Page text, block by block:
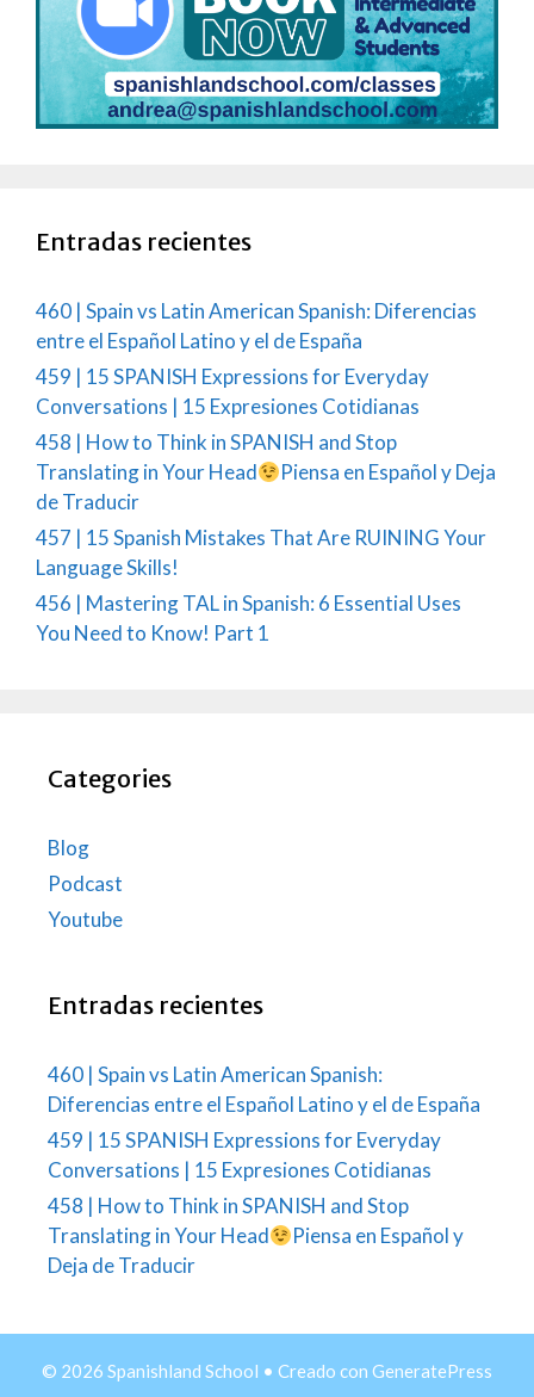
Entradas recientes
460 | Spain vs Latin American Spanish: Diferencias
entre el Español Latino y el de España
459 | 15 SPANISH Expressions for Everyday
Conversations | 15 Expresiones Cotidianas
458 | How to Think in SPANISH and Stop
Translating in Your Head
Piensa en Español y Deja
de Traducir
457 | 15 Spanish Mistakes That Are RUINING Your
Language Skills!
456 | Mastering TAL in Spanish: 6 Essential Uses
You Need to Know! Part 1
Categories
Blog
Podcast
Youtube
Entradas recientes
460 | Spain vs Latin American Spanish:
Diferencias entre el Español Latino y el de España
459 | 15 SPANISH Expressions for Everyday
Conversations | 15 Expresiones Cotidianas
458 | How to Think in SPANISH and Stop
Translating in Your Head
Piensa en Español y
Deja de Traducir
© 2026 Spanishland School • Creado con GeneratePress